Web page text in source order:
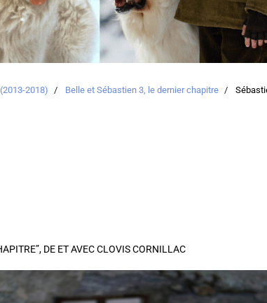
2018) Belle et Sébastien 3, le dernier chapitre
DE ET AVEC CLOVIS CORNILLAC